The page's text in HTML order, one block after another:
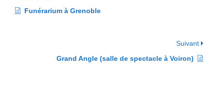
Funérarium à Grenoble
Suivant
Grand Angle (salle de spectacle à Voiron)